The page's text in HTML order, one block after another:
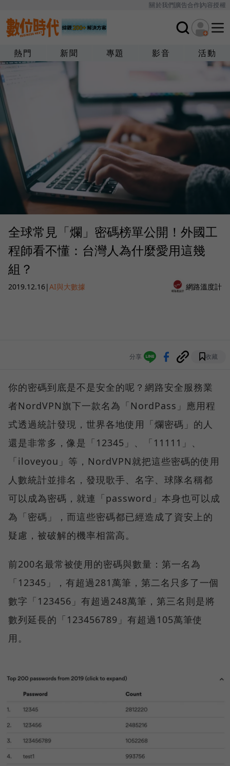
關於我們廣告合作內容授權
熱門 新聞 專題 影音 活動
全球常見「爛」密碼榜單公開！外國工
程師看不懂：台灣人為什麼愛用這幾
組？
2019.12.16|AI與大數據 網路溫度計
分享 收藏
你的密碼到底是不是安全的呢？網路安全服務業
者NordVPN旗下一款名為「NordPass」應用程
式透過統計發現，世界各地使用「爛密碼」的人
還是非常多，像是「12345」、「11111」、
「iloveyou」等，NordVPN就把這些密碼的使用
人數統計並排名，發現歌手、名字、球隊名稱都
可以成為密碼，就連「password」本身也可以成
為「密碼」，而這些密碼都已經造成了資安上的
疑慮，被破解的機率相當高。
前200名最常被使用的密碼與數量：第一名為
「12345」，有超過281萬筆，第二名只多了一個
數字「123456」有超過248萬筆，第三名則是將
數列延長的「123456789」有超過105萬筆使
用。